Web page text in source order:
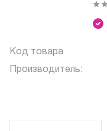
Код товара
Производитель: